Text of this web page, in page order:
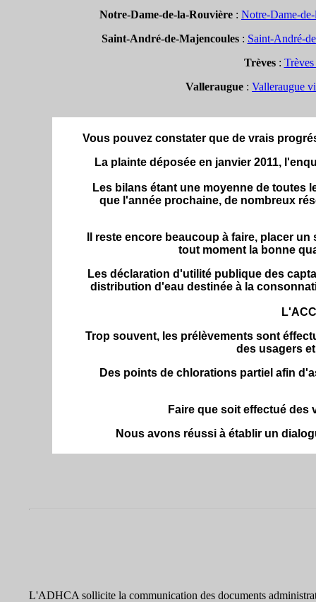
Notre-Dame-de-la-Rouvière : Notre-Dame-
Saint-André-de-Majencoules: Saint-André-
Trèves:
Valleraugue : Valleraugue
Vous pouvez constater que de vrais
La plainte déposée en janvier 2011,
Les bilans étant une moyenne de toutes
que l'année prochaine, de nombreux
Il reste encore beaucoup à faire, placer
tout moment la bonne
Les déclaration d'utilité publique des
distribution d'eau destinée à la
Trop souvent, les prélèvements sont
des usagers
Des points de chlorations partiel afin
Faire que soit effectué
Nous avons réussi à établir un
L'ADHCA sollicite la communication des documents